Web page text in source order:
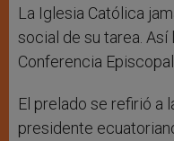
La Iglesia Católica
social de su tarea.
Conferencia
El prelado se refirió a
presidente